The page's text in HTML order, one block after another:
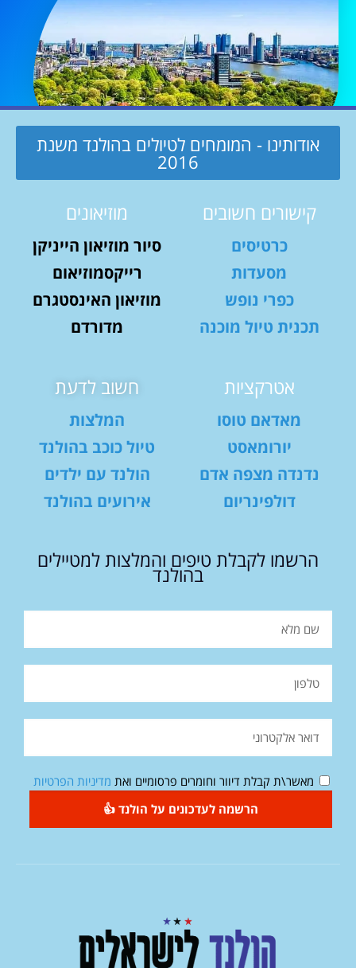
אודותינו - המומחים לטיולים בהולנד משנת
2016
קישורים חשובים
כרטיסים
מסעדות
כפרי נופש
תכנית טיול מוכנה
מוזיאונים
סיור מוזיאון הייניקן
רייקסמוזיאום
מוזיאון האינסטגרם
מדורדם
אטרקציות
מאדאם טוסו
יורומאסט
נדנדה מצפה אדם
דולפינריום
חשוב לדעת
המלצות
טיול כוכב בהולנד
הולנד עם ילדים
אירועים בהולנד
הרשמו לקבלת טיפים והמלצות למטיילים
בהולנד
מאשר\ת קבלת דיוור וחומרים פרסומיים ואת מדיניות הפרטיות
הרשמה לעדכונים על הולנד 👍